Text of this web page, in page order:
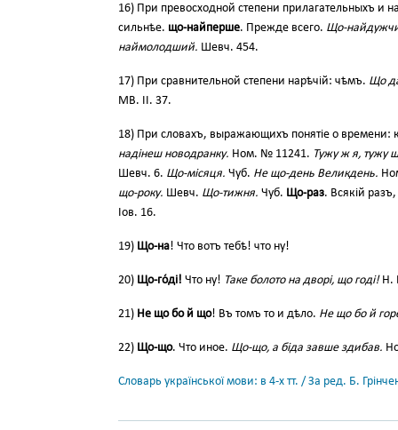
16) При превосходной степени прилагательныхъ и
сильнѣе. що-найперше. Прежде всего. Що-
наймолодший. Шевч. 454.
17) При сравнительной степени нарѣчій: чѣмъ. Що
МВ. ІІ. 37.
18) При словахъ, выражающихъ понятіе о
надінеш новодранку. Ном. № 11241. Тужу ж я, тужу
Шевч. 6. Що-місяця. Чуб. Не що-день Великдень.
що-року. Шевч. Що-тижня. Чуб. Що-раз. Всякій
Іов. 16.
19) Що-на! Что вотъ тебѣ! что ну!
20) Що-го́ді! Что ну! Таке болото на дворі, що годі!Н.
21) Не що бо й що! Въ томъ то и дѣло. Не що бо й
22) Що-що. Что иное. Що-що, а біда завше здибав.
Словарь української мови: в 4-х тт. / За ред. Б.